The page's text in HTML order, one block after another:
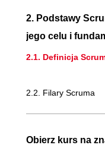
2. Podstawy
jego celu i
2.1. Definicja
2.2. Filary Scruma
3. Zespół
Obierz kurs na